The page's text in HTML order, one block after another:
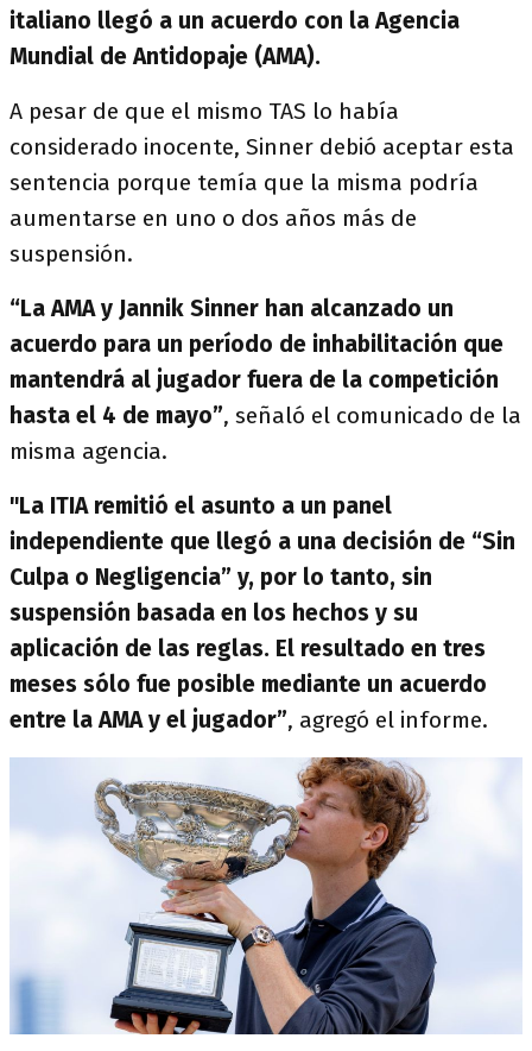
italiano llegó a un acuerdo con la Agencia
Mundial de Antidopaje (AMA).
A pesar de que el mismo TAS lo había
considerado inocente, Sinner debió aceptar esta
sentencia porque temía que la misma podría
aumentarse en uno o dos años más de
suspensión.
“La AMA y Jannik Sinner han alcanzado un
acuerdo para un período de inhabilitación que
mantendrá al jugador fuera de la competición
hasta el 4 de mayo”, señaló el comunicado de la
misma agencia.
"La ITIA remitió el asunto a un panel
independiente que llegó a una decisión de “Sin
Culpa o Negligencia” y, por lo tanto, sin
suspensión basada en los hechos y su
aplicación de las reglas. El resultado en tres
meses sólo fue posible mediante un acuerdo
entre la AMA y el jugador”, agregó el informe.